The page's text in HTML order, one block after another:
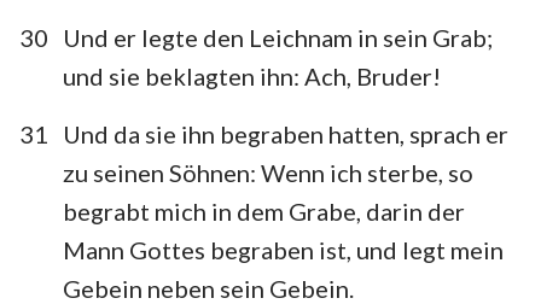
30
Und er legte den Leichnam in sein Grab;
und sie beklagten ihn: Ach, Bruder!
31
Und da sie ihn begraben hatten, sprach er
zu seinen Söhnen: Wenn ich sterbe, so
begrabt mich in dem Grabe, darin der
Mann Gottes begraben ist, und legt mein
Gebein neben sein Gebein.